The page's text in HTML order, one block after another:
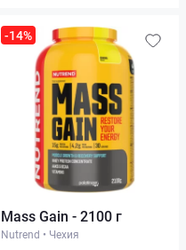
-14%
Mass Gain - 2100 г
Nutrend • Чехия